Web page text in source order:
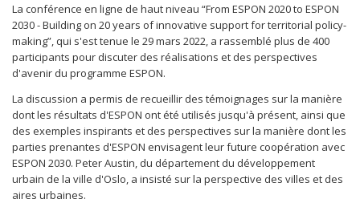
La conférence en ligne de haut niveau “From ESPON 2020 to ESPON
2030 - Building on 20 years of innovative support for territorial policy-
making”, qui s'est tenue le 29 mars 2022, a rassemblé plus de 400
participants pour discuter des réalisations et des perspectives
d'avenir du programme ESPON.
La discussion a permis de recueillir des témoignages sur la manière
dont les résultats d'ESPON ont été utilisés jusqu'à présent, ainsi que
des exemples inspirants et des perspectives sur la manière dont les
parties prenantes d'ESPON envisagent leur future coopération avec
ESPON 2030. Peter Austin, du département du développement
urbain de la ville d'Oslo, a insisté sur la perspective des villes et des
aires urbaines.